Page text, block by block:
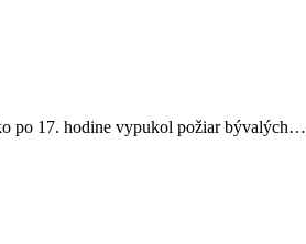
po 17. hodine vypukol požiar bývalých…